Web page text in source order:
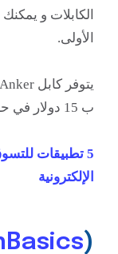
الكابلات و
الأولى.
يتوفر كابل
ب 15 دولار في حال كنت تريد مسافة أطول .
5 تطبيقات
الإلكترونية
(